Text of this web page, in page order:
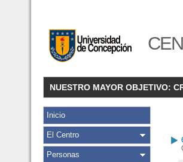
NUESTRO MAYOR OBJETIVO:
Inicio
El Centro
Personas